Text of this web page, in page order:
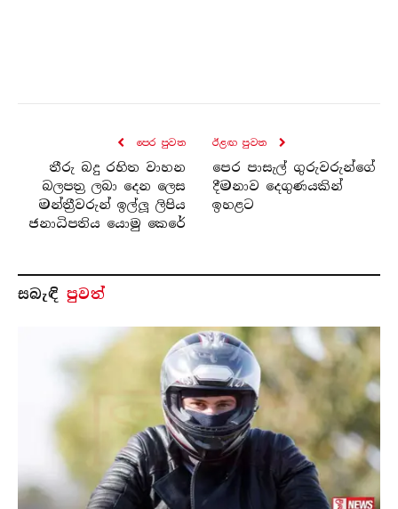
පෙර පුව​ත
තීරු බදු රහිත වාහන
බලපත්‍ර ලබා දෙන ලෙස
මන්ත්‍රීවරුන් ඉල්ලූ ලිපිය
ජනාධිපතිය යොමු කෙරේ
ඊළඟ පුව​ත
පෙර පාසැල් ගුරුවරුන්ගේ
දීමනාව දෙගුණයකින්
ඉහළට
සබැ​ඳි පුවත්